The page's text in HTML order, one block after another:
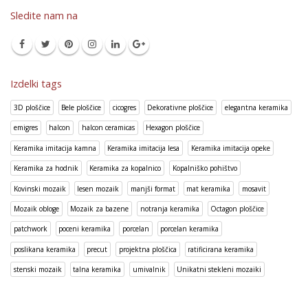
Sledite nam na
Izdelki tags
3D ploščice Bele ploščice cicogres Dekorativne ploščice elegantna keramika
emigres halcon halcon ceramicas Hexagon ploščice
Keramika imitacija kamna Keramika imitacija lesa Keramika imitacija opeke
Keramika za hodnik Keramika za kopalnico Kopalniško pohištvo
Kovinski mozaik lesen mozaik manjši format mat keramika mosavit
Mozaik obloge Mozaik za bazene notranja keramika Octagon ploščice
patchwork poceni keramika porcelan porcelan keramika
poslikana keramika precut projektna ploščica ratificirana keramika
stenski mozaik talna keramika umivalnik Unikatni stekleni mozaiki